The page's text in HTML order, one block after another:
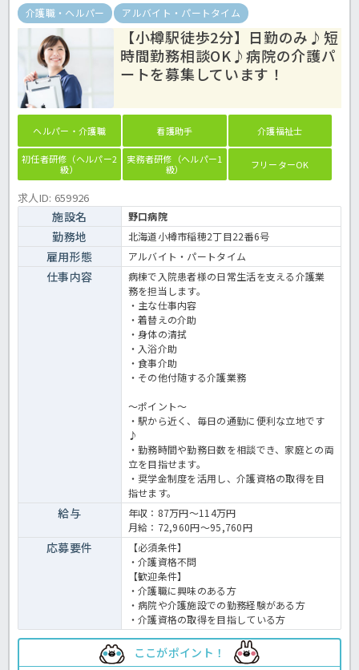
介護職・ヘルパー アルバイト・パートタイム
【小樽駅徒歩2分】日勤のみ♪短
時間勤務相談OK♪病院の介護パ
ートを募集しています！
ヘルパー・介護職 看護助手 介護福祉士
初任者研修（ヘルパー2
級）
実務者研修（ヘルパー1
級）
フリーターOK
求人ID: 659926
施設名 野口病院
勤務地 北海道小樽市稲穂2丁目22番6号
雇用形態 アルバイト・パートタイム
仕事内容
病棟で入院患者様の日常生活を支える介護業
務を担当します。
・主な仕事内容
・着替えの介助
・身体の清拭
・入浴介助
・食事介助
・その他付随する介護業務
～ポイント～
・駅から近く、毎日の通勤に便利な立地です
♪
・勤務時間や勤務日数を相談でき、家庭との両
立を目指せます。
・奨学金制度を活用し、介護資格の取得を目
指せます。
給与
年収：87万円～114万円
月給：72,960円～95,760円
応募要件
【必須条件】
・介護資格不問
【歓迎条件】
・介護職に興味のある方
・病院や介護施設での勤務経験がある方
・介護資格の取得を目指している方
ここがポイント！